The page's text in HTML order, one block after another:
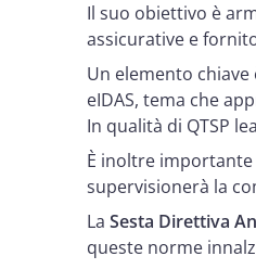
Il suo obiettivo è
assicurative e
Un elemento
eIDAS, tema che
In qualità di QTSP
È inoltre
supervisionerà la
La Sesta Direttiva
queste norme